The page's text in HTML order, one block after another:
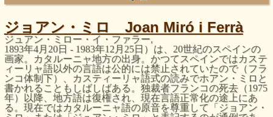
ジョアン・ミロ Joan Miró i Ferrà
ジュアン・ミロー・イ・ファラー,
1893年4月 20日 - 1983年12月 25日）は、 20世紀のスペインの
画家。カタルーニャ地方の出身。かつてスペインではカステ
ィーリャ語以外の言語は公的には禁止されていたので（フラ
ンコ体制下）、カスティーリャ語式の読みでホアン・ミロと
書かれることもしばしばある。独裁者フランコの死去（1975
年）以降、地方語は復権され、現在言語正常化の途上にあ
る。現在ではカタルーニャ語の原音を尊重して「ジョアン・